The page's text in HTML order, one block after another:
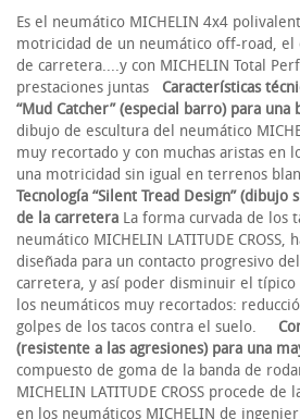
Es el neumático MICHELIN 4x4
motricidad de un neumático off-road,
de carretera....y con MICHELIN Total
prestaciones juntas Características
“Mud Catcher” (especial barro) para una
dibujo de escultura del neumático
muy recortado y con muchas aristas en
una motricidad sin igual en terrenos
Tecnología “Silent Tread Design”
de la carretera La forma curvada de los
neumático MICHELIN LATITUDE
diseñada para un contacto progresivo
carretera, y así poder disminuir el
los neumáticos muy recortados:
golpes de los tacos contra el suelo.
(resistente a las agresiones) para una
compuesto de goma de la banda de
MICHELIN LATITUDE CROSS procede de
en los neumáticos MICHELIN de